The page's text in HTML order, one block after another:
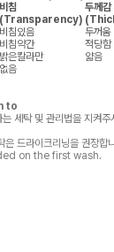
비침
(Transparency)
두께감
비침있음 두꺼움
비침약간 적당함
밝은칼라만 얇음
없음
to
세탁 및 관리법을 지켜
은 드라이크리닝을 권장합
on the first wash.